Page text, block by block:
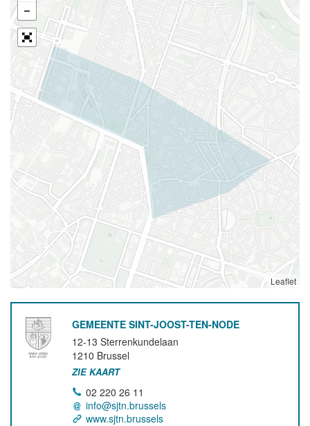
Leaflet
GEMEENTE SINT-JOOST-TEN-NODE
12-13 Sterrenkundelaan
1210 Brussel
ZIE KAART
02 220 26 11
info@sjtn.brussels
www.sjtn.brussels